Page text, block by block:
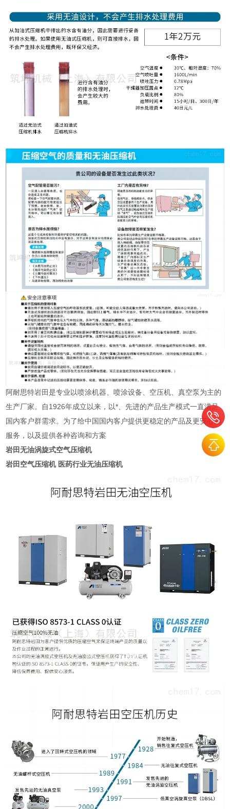
阿耐思特岩田是专业以喷涂机器、喷涂设备、空压机、真空泵为主的
生产厂家。自1926年成立以来，以*、先进的产品生产模式一直满足
国内客户群需求。为了给中国国内客户提供更稳定的产品及更安心的
服务，以及提供各种咨询和方案
岩田无油涡旋式空气压缩机
岩田空气压缩机 医药行业无油压缩机